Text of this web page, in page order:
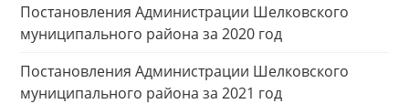
Постановления Администрации Шелковского
муниципального района за 2020 год
Постановления Администрации Шелковского
муниципального района за 2021 год